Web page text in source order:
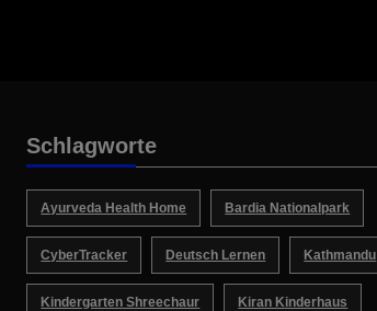
Schlagworte
Ayurveda Health Home Bardia Nationalpark
CyberTracker Deutsch Lernen Kathmandu
Kindergarten Shreechaur Kiran Kinderhaus